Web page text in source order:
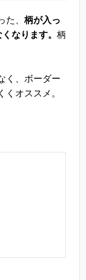
た、 柄が入っ
なります。 柄
く、ボーダー
オススメ。